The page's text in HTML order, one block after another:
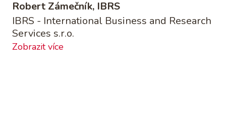
Robert Zámečník, IBRS
IBRS - International Business and Research
Services s.r.o.
Zobrazit více